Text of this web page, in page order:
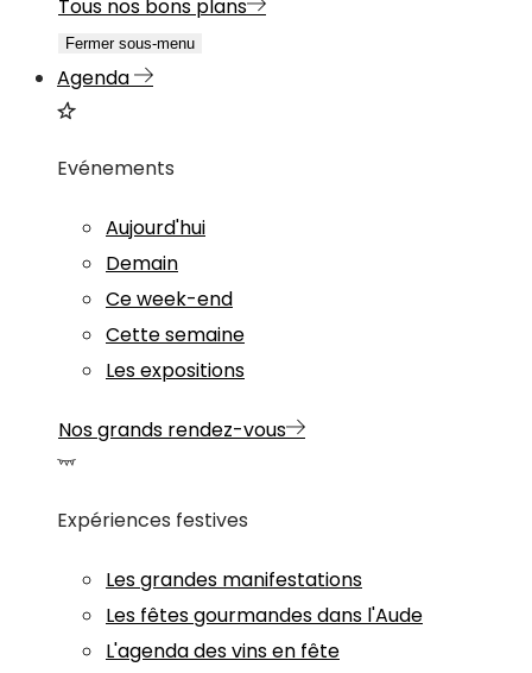
Tous nos bons plans
Fermer sous-menu
Agenda
Evénements
Aujourd'hui
Demain
Ce week-end
Cette semaine
Les expositions
Nos grands rendez-vous
Expériences festives
Les grandes manifestations
Les fêtes gourmandes dans l'Aude
L'agenda des vins en fête